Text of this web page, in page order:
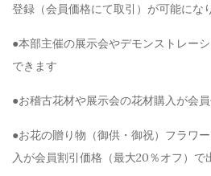
登録（会員価格にて取引）が可能にな
●本部主催の展示会やデモンストレー
できます
●お稽古花材や展示会の花材購入が会
●お花の贈り物（御供・御祝）フラワ
入が会員割引価格（最大20％オフ）で